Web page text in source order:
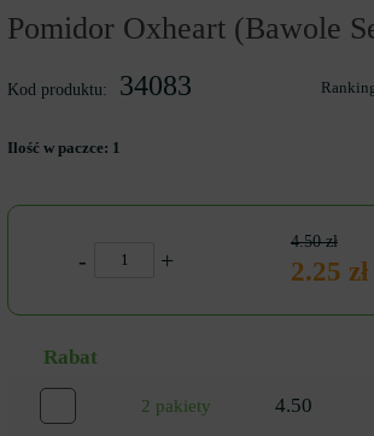
Pomidor Oxheart (Bawole
Kod produktu: 34083
Ilość w paczce: 1
- +
4.50 zł
2.25 zł
Rabat
2 pakiety 4.50